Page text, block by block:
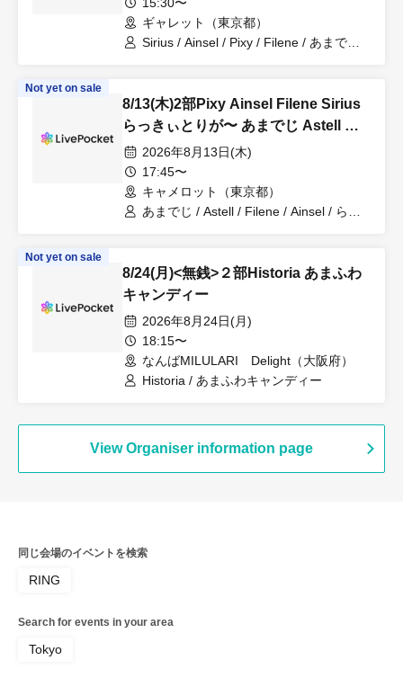
ギャレット（東京都）
Sirius / Ainsel / Pixy / Filene / あまでじ /
Not yet on sale
8/13(木)2部Pixy Ainsel Filene Sirius
らっきぃとりが〜 あまでじ Astell 暁
革命軍 ナインマン
2026年8月13日(木)
17:45〜
キャメロット（東京都）
あまでじ / Astell / Filene / Ainsel / らっ
Not yet on sale
8/24(月)<無銭>２部Historia あまふわ
キャンディー
2026年8月24日(月)
18:15〜
なんばMILULARI Delight（大阪府）
Historia / あまふわキャンディー
View Organiser information page
同じ会場のイベントを検索
RING
Search for events in your area
Tokyo